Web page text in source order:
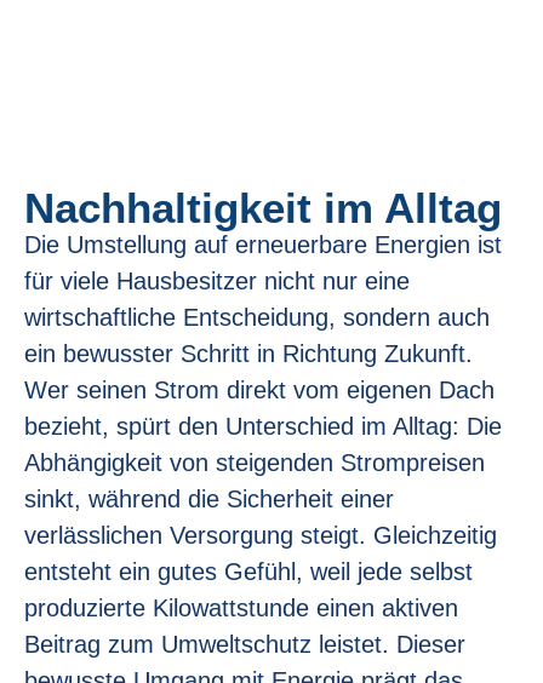
Nachhaltigkeit im Alltag
Die Umstellung auf erneuerbare Energien ist
für viele Hausbesitzer nicht nur eine
wirtschaftliche Entscheidung, sondern auch
ein bewusster Schritt in Richtung Zukunft.
Wer seinen Strom direkt vom eigenen Dach
bezieht, spürt den Unterschied im Alltag: Die
Abhängigkeit von steigenden Strompreisen
sinkt, während die Sicherheit einer
verlässlichen Versorgung steigt. Gleichzeitig
entsteht ein gutes Gefühl, weil jede selbst
produzierte Kilowattstunde einen aktiven
Beitrag zum Umweltschutz leistet. Dieser